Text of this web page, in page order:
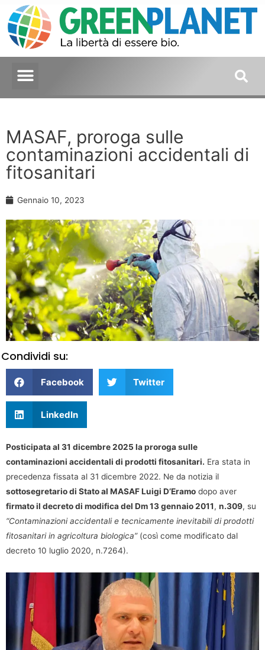
MASAF, proroga sulle
contaminazioni accidentali di
fitosanitari
Gennaio 10, 2023
Condividi su:
Facebook Twitter
LinkedIn
Posticipata al 31 dicembre 2025 la proroga sulle
contaminazioni accidentali di prodotti fitosanitari. Era stata in
precedenza fissata al 31 dicembre 2022. Ne da notizia il
sottosegretario di Stato al MASAF Luigi D’Eramo dopo aver
firmato il decreto di modifica del Dm 13 gennaio 2011, n.309, su
“Contaminazioni accidentali e tecnicamente inevitabili di prodotti
fitosanitari in agricoltura biologica”(così come modificato dal
decreto 10 luglio 2020, n.7264).